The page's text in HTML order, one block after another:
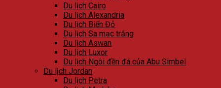
Du lịch Cairo
Du lịch Alexandria
Du lịch Biển Đỏ
Du lịch Sa mạc trắng
Du lịch Aswan
Du lịch Luxor
Du lịch Ngôi đền đá của Abu Simbel
Du lịch Jordan
Du lịch Petra